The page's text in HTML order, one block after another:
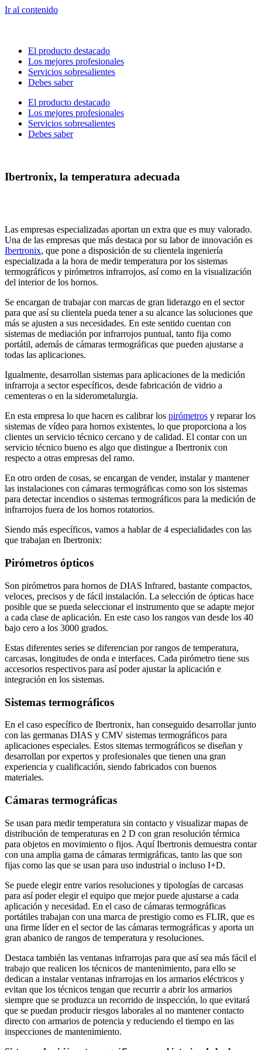
Ir al contenido
El producto destacado
Los mejores profesionales
Servicios sobresalientes
Debes saber
El producto destacado
Los mejores profesionales
Servicios sobresalientes
Debes saber
Ibertronix, la temperatura adecuada
Las empresas especializadas aportan un extra que es muy valorado.
Una de las empresas que más destaca por su labor de innovación es
Ibertronix, que pone a disposición de su clientela ingeniería
especializada a la hora de medir temperatura por los sistemas
termográficos y pirómetros infrarrojos, así como en la visualización
del interior de los hornos.
Se encargan de trabajar con marcas de gran liderazgo en el sector
para que así su clientela pueda tener a su alcance las soluciones que
más se ajusten a sus necesidades. En este sentido cuentan con
sistemas de mediación por infrarrojos puntual, tanto fija como
portátil, además de cámaras termográficas que pueden ajustarse a
todas las aplicaciones.
Igualmente, desarrollan sistemas para aplicaciones de la medición
infrarroja a sector específicos, desde fabricación de vidrio a
cementeras o en la siderometalurgia.
En esta empresa lo que hacen es calibrar los pirómetros y reparar los
sistemas de vídeo para hornos existentes, lo que proporciona a los
clientes un servicio técnico cercano y de calidad. El contar con un
servicio técnico bueno es algo que distingue a Ibertronix con
respecto a otras empresas del ramo.
En otro orden de cosas, se encargan de vender, instalar y mantener
las instalaciones con cámaras termográficas como son los sistemas
para detectar incendios o sistemas termográficos para la medición de
infrarrojos fuera de los hornos rotatorios.
Siendo más específicos, vamos a hablar de 4 especialidades con las
que trabajan en Ibertronix:
Pirómetros ópticos
Son pirómetros para hornos de DIAS Infrared, bastante compactos,
veloces, precisos y de fácil instalación. La selección de ópticas hace
posible que se pueda seleccionar el instrumento que se adapte mejor
a cada clase de aplicación. En este caso los rangos van desde los 40
bajo cero a los 3000 grados.
Estas diferentes series se diferencian por rangos de temperatura,
carcasas, longitudes de onda e interfaces. Cada pirómetro tiene sus
accesorios respectivos para así poder ajustar la aplicación e
integración en los sistemas.
Sistemas termográficos
En el caso específico de Ibertronix, han conseguido desarrollar junto
con las germanas DIAS y CMV sistemas termográficos para
aplicaciones especiales. Estos sitemas termográficos se diseñan y
desarrollan por expertos y profesionales que tienen una gran
experiencia y cualificación, siendo fabricados con buenos
materiales.
Cámaras termográficas
Se usan para medir temperatura sin contacto y visualizar mapas de
distribución de temperaturas en 2 D con gran resolución térmica
para objetos en movimiento o fijos. Aquí Ibertronis demuestra contar
con una amplia gama de cámaras termigráficas, tanto las que son
fijas como las que se usan para uso industrial o incluso I+D.
Se puede elegir entre varios resoluciones y tipologías de carcasas
para así poder elegir el equipo que mejor puede ajustarse a cada
aplicación y necesidad. En el caso de cámaras termográficas
portátiles trabajan con una marca de prestigio como es FLIR, que es
una firme líder en el sector de las cámaras termográficas y aporta un
gran abanico de rangos de temperatura y resoluciones.
Destaca también las ventanas infrarrojas para que así sea más fácil el
trabajo que realicen los técnicos de mantenimiento, para ello se
dedican a instalar ventanas infrarrojas en los armarios eléctricos y
evitan que los técnicos tengan que recurrir a abrir los armarios
siempre que se produzca un recorrido de inspección, lo que evitará
que se puedan producir riesgos laborales al no mantener contacto
directo con armarios de potencia y reduciendo el tiempo en las
inspecciones de mantenimiento.